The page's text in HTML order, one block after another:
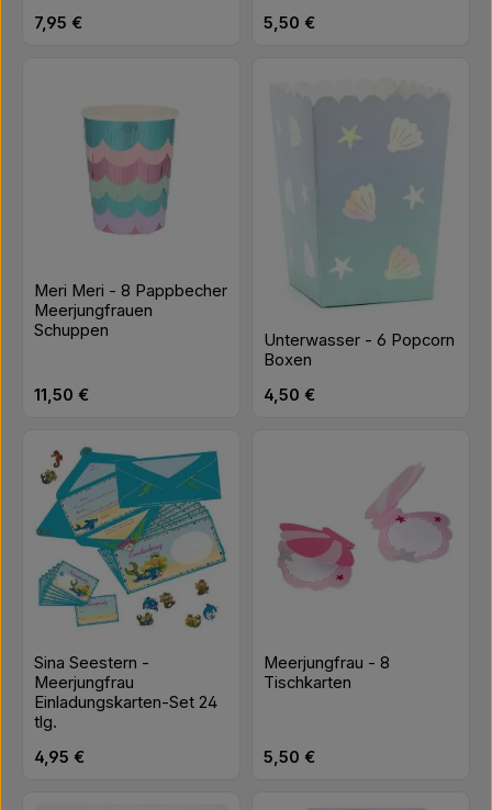
Regulärer Preis:
7,95 € Regulärer Preis:
5,50 €
Meri Meri - 8 Pappbecher
Meerjungfrauen
Schuppen
Regulärer Preis:
11,50 €
Unterwasser - 6 Popcorn
Boxen
Regulärer Preis:
4,50 €
Sina Seestern -
Meerjungfrau
Einladungskarten-Set 24
tlg.
Regulärer Preis:
4,95 €
Meerjungfrau - 8
Tischkarten
Regulärer Preis:
5,50 €